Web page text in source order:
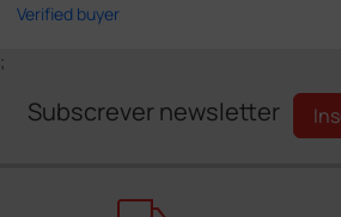
Verified buyer
;
Subscrever newsletter